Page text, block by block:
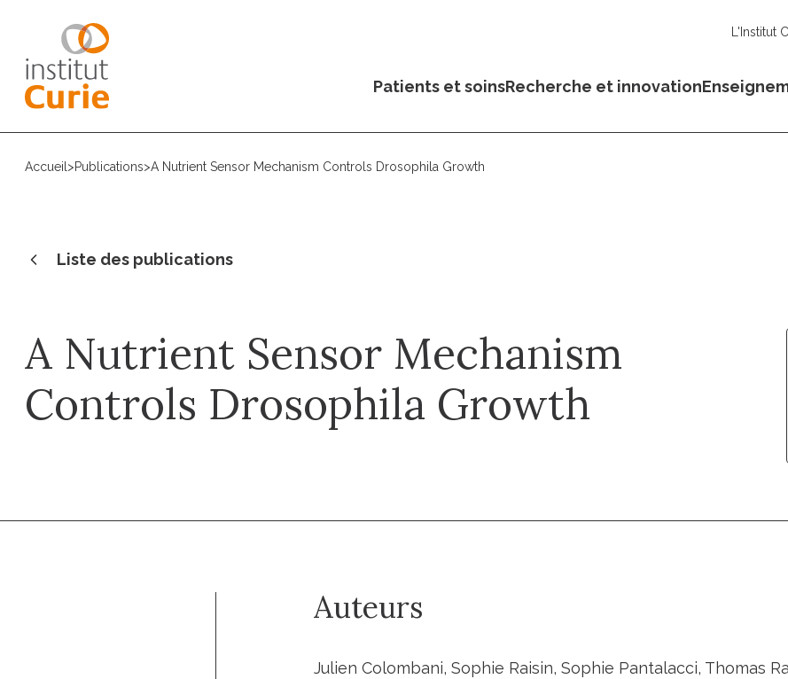
L'Institut
Patients et soinsRecherche et innovation
Accueil >Publications>A Nutrient Sensor Mechanism Controls Drosophila Growth
Liste des publications
A Nutrient Sensor Mechanism
Controls Drosophila Growth
Auteurs
Julien Colombani, Sophie Raisin, Sophie Pantalacci, Thomas